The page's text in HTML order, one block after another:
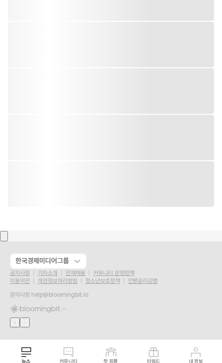
한국경제미디어그룹
공지사항 기자소개 인재채용
커뮤니티 운영정책
이용약관
개인정보처리방침 청소년보호정책
언론윤리강령
문의사항 help@bloomingbit.io
뉴스 커뮤니티 핫 피플 리워드 내 정보